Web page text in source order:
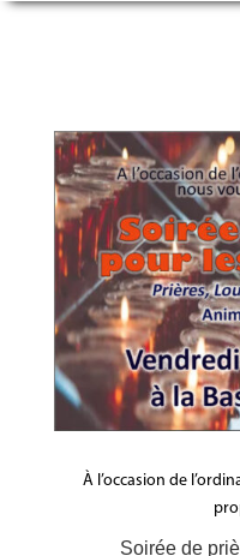
À l’occasion de
Soirée de